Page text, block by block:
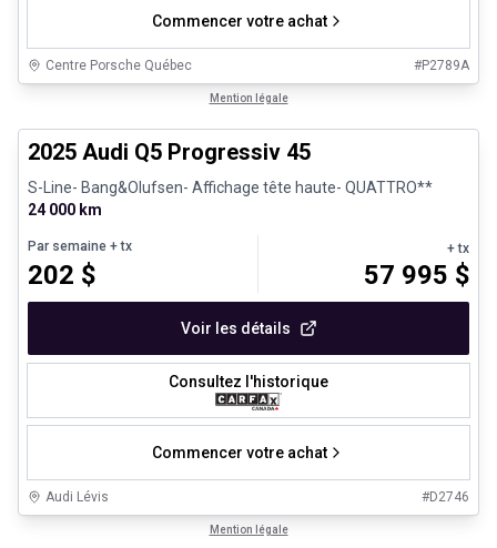
Commencer votre achat
Centre Porsche Québec #P2789A
Mention légale
Véhicules d'occasion certifiés
2025 Audi Q5 Progressiv 45
S-Line- Bang&Olufsen- Affichage tête haute- QUATTRO**
24 000 km
Par semaine + tx
202 $
+ tx
57 995 $
Voir les détails
Consultez l'historique
Commencer votre achat
Audi Lévis #D2746
Mention légale